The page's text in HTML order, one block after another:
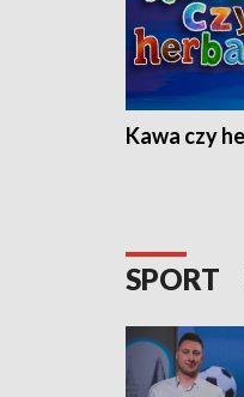
Kawa czy
SPORT